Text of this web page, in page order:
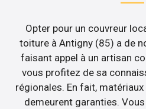
Opter pour un couvreur
toiture à Antigny (85) a de
faisant appel à un artisan
vous profitez de sa
régionales. En fait,
demeurent garanties. Vous